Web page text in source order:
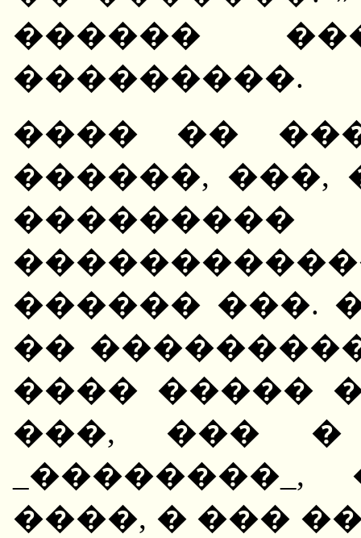
������
���������.
���� ��
������, ���,
������ ���.
��
���� �����
���, ���
����, � ���